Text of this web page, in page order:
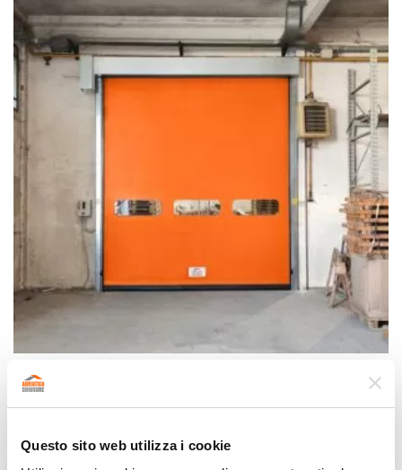
Questo sito web utilizza i cookie
Porta rapida ad avvolgimento in PVC
Su richiesta